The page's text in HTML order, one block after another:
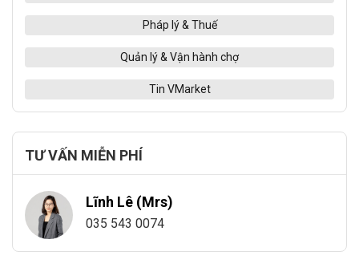
Pháp lý & Thuế
Quản lý & Vận hành chợ
Tin VMarket
TƯ VẤN MIỄN PHÍ
Lĩnh Lê (Mrs)
035 543 0074